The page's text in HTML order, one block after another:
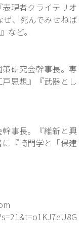
現者クライテリオ
ぜ、死んでみせねば
など。
研究会幹事長。専
思想』『武器とし
事長。『維新と興
『崎門学と「保建